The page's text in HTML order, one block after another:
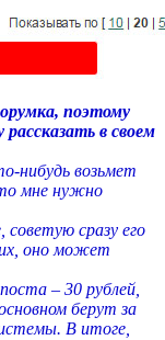
поэтому
в своем
нибудь возьмет
мне нужно
советую сразу его
оно может
– 30 рублей,
берут за
В итоге,